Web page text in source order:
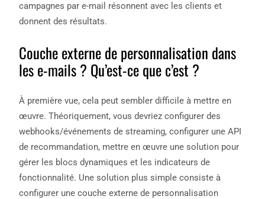
campagnes par e-mail résonnent avec les clients et
donnent des résultats.
Couche externe de personnalisation dans
les e-mails ? Qu’est-ce que c’est ?
À première vue, cela peut sembler difficile à mettre en
œuvre. Théoriquement, vous devriez configurer des
webhooks/événements de streaming, configurer une API
de recommandation, mettre en œuvre une solution pour
gérer les blocs dynamiques et les indicateurs de
fonctionnalité. Une solution plus simple consiste à
configurer une couche externe de personnalisation